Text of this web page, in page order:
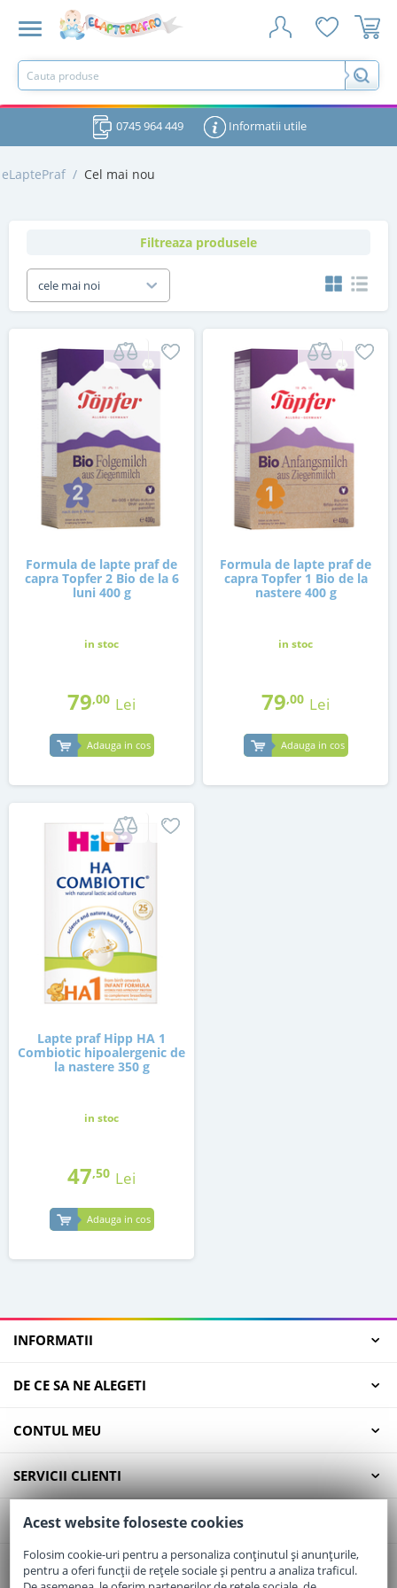
0745 964 449 Informatii utile
eLaptePraf / Cel mai nou
Filtreaza produsele
cele mai noi
Formula de lapte praf de
capra Topfer 2 Bio de la 6
luni 400 g
in stoc
79,00 Lei
Adauga in cos
Formula de lapte praf de
capra Topfer 1 Bio de la
nastere 400 g
in stoc
79,00 Lei
Adauga in cos
Lapte praf Hipp HA 1
Combiotic hipoalergenic de
la nastere 350 g
in stoc
47,50 Lei
Adauga in cos
INFORMATII
DE CE SA NE ALEGETI
CONTUL MEU
SERVICII CLIENTI
CONTACT
Email:office@elaptepraf.ro
Acest website foloseste cookies
Folosim cookie-uri pentru a personaliza conținutul și anunțurile,
pentru a oferi funcții de rețele sociale și pentru a analiza traficul.